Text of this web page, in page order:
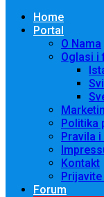
Home
Portal
O Nama
Oglasi i
Politika
Pravila
Kontakt
Forum